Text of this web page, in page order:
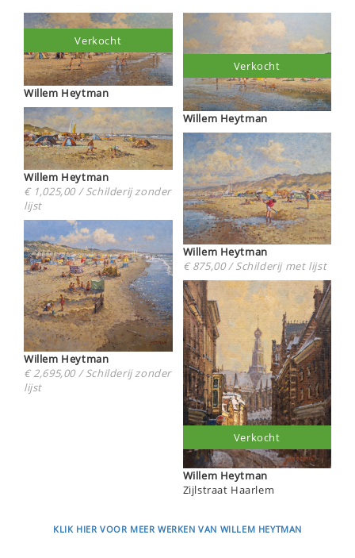
Willem Heytman
Verkocht
Willem Heytman
€ 1,025,00 / Schilderij zonder
lijst
Willem Heytman
€ 2,695,00 / Schilderij zonder
lijst
Willem Heytman
Verkocht
Willem Heytman
€ 875,00 / Schilderij met lijst
Willem Heytman
Zijlstraat Haarlem
Verkocht
KLIK HIER VOOR MEER WERKEN VAN WILLEM HEYTMAN